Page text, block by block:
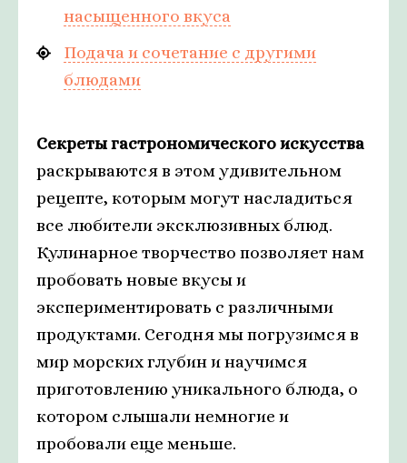
насыщенного вкуса
Подача и сочетание с другими
блюдами
Секреты гастрономического искусства
раскрываются в этом удивительном
рецепте, которым могут насладиться
все любители эксклюзивных блюд.
Кулинарное творчество позволяет нам
пробовать новые вкусы и
экспериментировать с различными
продуктами. Сегодня мы погрузимся в
мир морских глубин и научимся
приготовлению уникального блюда, о
котором слышали немногие и
пробовали еще меньше.